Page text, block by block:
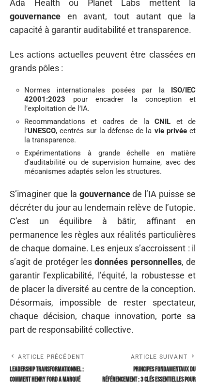
Ada Health ou Planet Labs mettent la
gouvernance en avant, tout autant que la
capacité à garantir auditabilité et transparence.
Les actions actuelles peuvent être classées en
grands pôles :
Normes internationales posées par la
ISO/IEC
42001:2023 pour encadrer la conception et
l’exploitation de l’IA.
Recommandations et cadres de laCNIL et de
l’UNESCO, centrés sur la défense de la vie privéeet
la transparence.
Expérimentations à grande échelle en matière
d’auditabilité ou de supervision humaine, avec des
mécanismes adaptés selon les structures.
S’imaginer que la gouvernancede l’IA puisse se
décréter du jour au lendemain relève de l’utopie.
C’est un équilibre à bâtir, affinant en
permanence les règles aux réalités particulières
de chaque domaine. Les enjeux s’accroissent : il
s’agit de protéger lesdonnées personnelles, de
garantir l’explicabilité, l’équité, la robustesse et
de placer la diversité au centre de la conception.
Désormais, impossible de rester spectateur,
chaque décision, chaque innovation, porte sa
part de responsabilité collective.
ARTICLE PRÉCÉDENT
Leadership transformationnel :
comment Henry Ford a marqué
ARTICLE SUIVANT
Principes fondamentaux du
référencement : 3 clés essentielles pour